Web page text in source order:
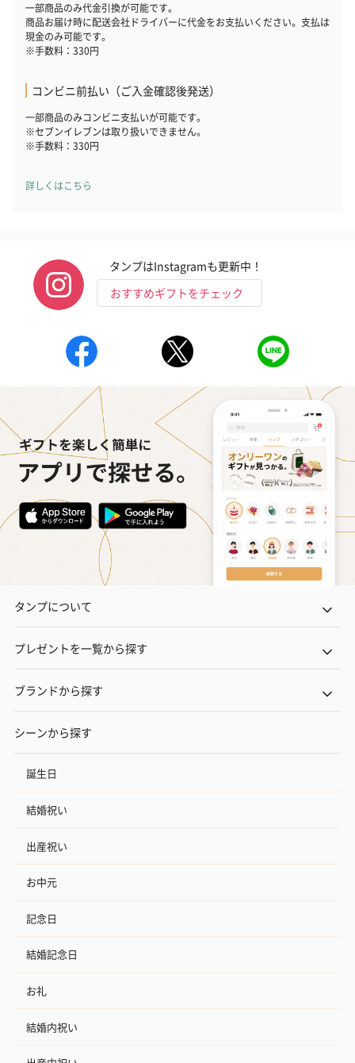
生花
※9-15時にご注文いただく場合、最短のお届け可能日が通常より
も1日遅くなります。
シーズンブーケ（ひま
わり）（1,880円）
ブーケ（ホワイトグリ
ーン）（1,650円）
ドライフラワー・プリザーブドフラワー
自然のお花で作ったドライフラワー・プリザーブドフラワーを同
一部花材が写真と異なる場合がございます。予めご了承くださ
い。パッケージに入れてお届けします。
プリザーブドフラワー
（2,580円）
プリザーブドフラワー
ブーケ（ブルー）
アミュレット
ク）（1,500円
紅茶・コーヒー・スイーツ
紅茶・コーヒー・スイーツを同梱してお届けいたします。ギフト
BIRTHDAY TO YOU）
（660円）
スイーツ
スイーツを同梱してお届けいたします。ギフトへの＋αにおすすめ
です。
一部商品のみ代金引換が可能です。
商品お届け時に配送会社ドライバーに代金をお支払いください。支払は
現金のみ可能です。
※手数料：330円
コンビニ前払い（ご入金確認後発送）
一部商品のみコンビニ支払いが可能です。
※セブンイレブンは取り扱いできません。
※手数料：330円
詳しくはこちら
タンプはInstagramも更新中！
おすすめギフトをチェック
タンプについて
プレゼントを一覧から探す
ブランドから探す
シーンから探す
誕生日
結婚祝い
出産祝い
お中元
記念日
結婚記念日
お礼
結婚内祝い